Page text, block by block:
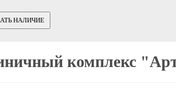
НАЛИЧИЕ
комплекс